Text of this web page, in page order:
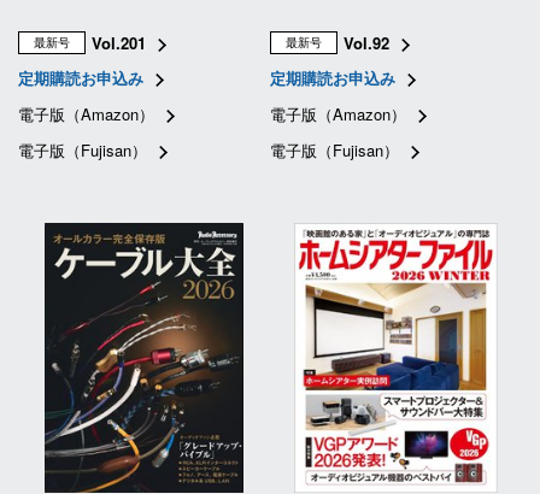
最新号
Vol.201
定期購読お申込み
電子版（Amazon）
電子版（Fujisan）
最新号
Vol.92
定期購読お申込み
電子版（Amazon）
電子版（Fujisan）